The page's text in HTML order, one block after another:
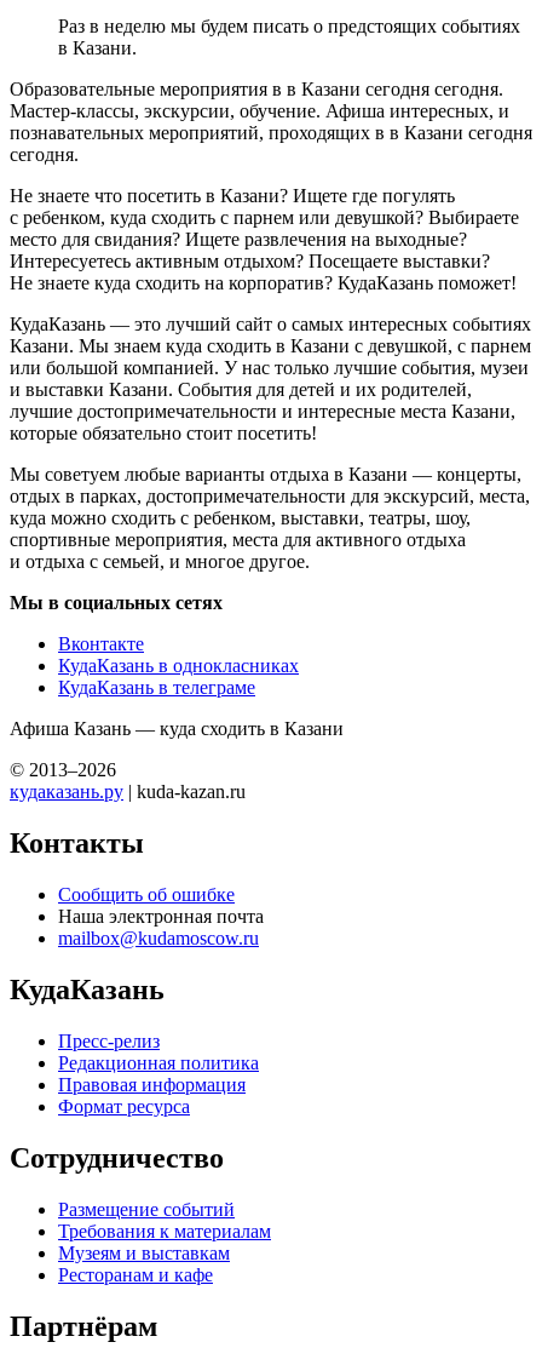
Раз в неделю мы будем писать о предстоящих событиях
в Казани.
Образовательные мероприятия в в Казани сегодня сегодня.
Мастер-классы, экскурсии, обучение. Афиша интересных, и
познавательных мероприятий, проходящих в в Казани сегодня
сегодня.
Не знаете что посетить в Казани? Ищете где погулять
с ребенком, куда сходить с парнем или девушкой? Выбираете
место для свидания? Ищете развлечения на выходные?
Интересуетесь активным отдыхом? Посещаете выставки?
Не знаете куда сходить на корпоратив? КудаКазань поможет!
КудаКазань — это лучший сайт о самых интересных событиях
Казани. Мы знаем куда сходить в Казани с девушкой, с парнем
или большой компанией. У нас только лучшие события, музеи
и выставки Казани. События для детей и их родителей,
лучшие достопримечательности и интересные места Казани,
которые обязательно стоит посетить!
Мы советуем любые варианты отдыха в Казани — концерты,
отдых в парках, достопримечательности для экскурсий, места,
куда можно сходить с ребенком, выставки, театры, шоу,
спортивные мероприятия, места для активного отдыха
и отдыха с семьей, и многое другое.
Мы в социальных сетях
Вконтакте
КудаКазань в однокласниках
КудаКазань в телеграме
Афиша Казань — куда сходить в Казани
© 2013–2026
кудаказань.ру | kuda-kazan.ru
Контакты
Сообщить об ошибке
Наша электронная почта
mailbox@kudamoscow.ru
КудаКазань
Пресс-релиз
Редакционная политика
Правовая информация
Формат ресурса
Сотрудничество
Размещение событий
Требования к материалам
Музеям и выставкам
Ресторанам и кафе
Партнёрам